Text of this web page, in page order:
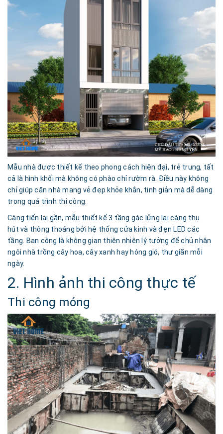
Mẫu nhà được thiết kế theo phong cách hiện đại, trẻ trung, tất
cả là hình khối mà không có phào chỉ rườm rà. Điều này không
chỉ giúp căn nhà mang vẻ đẹp khỏe khắn, tinh giản mà dễ dàng
trong quá trình thi công.
Càng tiến lại gần, mẫu thiết kế 3 tầng gác lửng lại càng thu
hút và thông thoáng bởi hệ thống cửa kinh và đẹn LED các
tầng. Ban công là không gian thiên nhiên lý tưởng để chủ nhân
ngôi nhà trồng cây hoa, cây xanh hay hóng gió, thư giãn mỗi
ngày.
2. Hình ảnh thi công thực tế
Thi công móng